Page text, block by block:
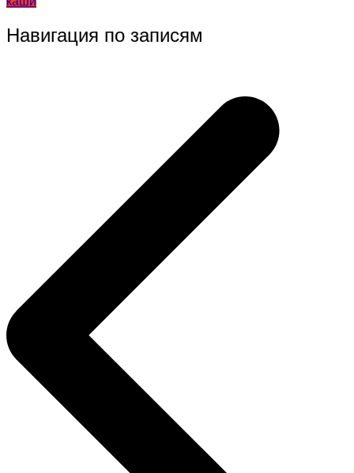
Навигация по записям